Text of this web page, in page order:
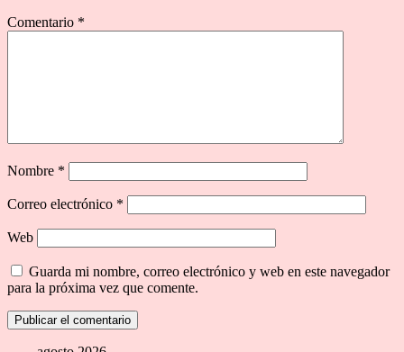
Comentario *
Nombre *
Correo electrónico *
Web
Guarda mi nombre, correo electrónico y web en este navegador
para la próxima vez que comente.